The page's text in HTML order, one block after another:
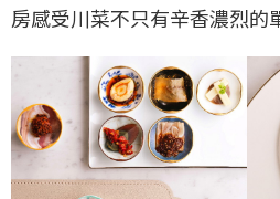
房感受川菜不只有辛香濃烈的